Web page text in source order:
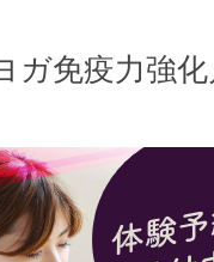
免疫力強化